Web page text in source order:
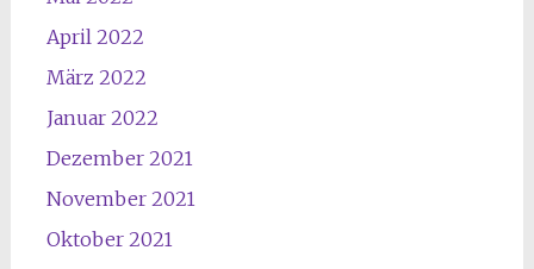
April 2022
März 2022
Januar 2022
Dezember 2021
November 2021
Oktober 2021